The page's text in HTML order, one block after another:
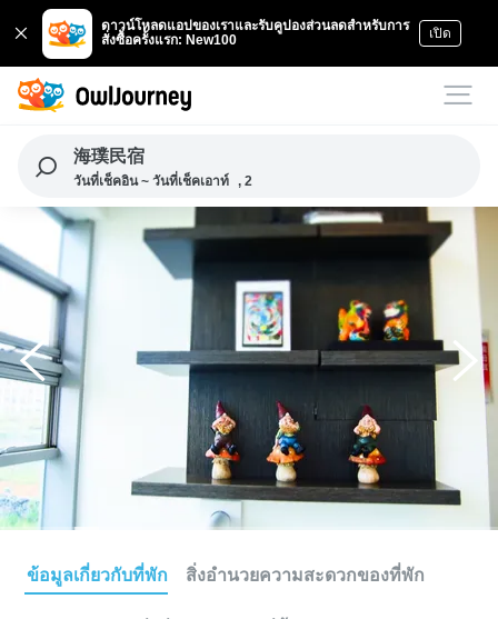
ดาวน์โหลดแอปของเราและรับคูปองส่วนลดสำหรับการ
สั่งซื้อครั้งแรก: New100
เปิด
海璞民宿
วันที่เช็คอิน ~ วันที่เช็คเอาท์ , 2
ข้อมูลเกี่ยวกับที่พัก สิ่งอำนวยความสะดวกของที่พัก